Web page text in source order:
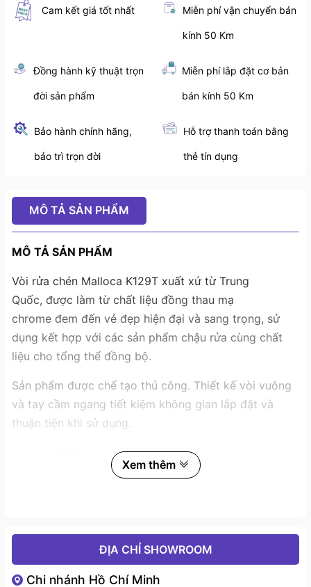
Cam kết giá tốt nhất Miễn phí vận chuyển bán
kính 50 Km
Đồng hành kỹ thuật trọn
đời sản phẩm
Miễn phí lắp đặt cơ bản
bán kính 50 Km
Bảo hành chính hãng,
bảo trì trọn đời
Hỗ trợ thanh toán bằng
thẻ tín dụng
MÔ TẢ SẢN PHẨM
MÔ TẢ SẢN PHẨM
Vòi rửa chén Malloca K129T xuất xứ từ Trung
Quốc, được làm từ chất liệu đồng thau mạ
chrome đem đến vẻ đẹp hiện đại và sang trọng, sử
dụng kết hợp với các sản phẩm chậu rửa cùng chất
liệu cho tổng thể đồng bộ.
Sản phẩm được chế tạo thủ công. Thiết kế vòi vuông
và tay cầm ngang tiết kiệm không gian lắp đặt và
thuận tiện khi sử dụng.
Model K129T được trang bị 2 nguồn nước nóng, lạnh
đáp ứng nhu cầu cơ bản của thị trường. Bộ lọc tạo bọt
Sản phẩm được bảo hành chính hãng 3 năm.
>> Tham khảo thêm sản phẩm Vòi rửa chén Malloca
Xem thêm
ĐỊA CHỈ SHOWROOM
Chi nhánh Hồ Chí Minh